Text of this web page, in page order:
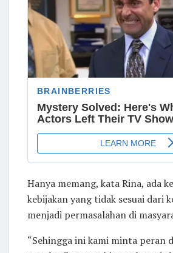
Hanya memang, kata Rina, ada
kebijakan yang tidak sesuai dari
menjadi permasalahan di
“Sehingga ini kami minta peran